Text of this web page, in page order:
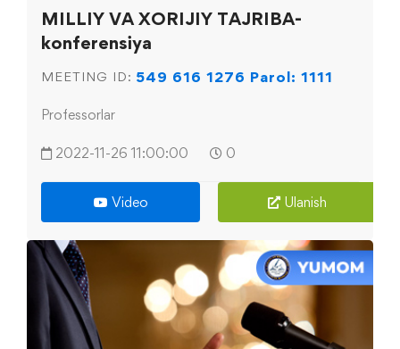
MILLIY VA XORIJIY TAJRIBA-
konferensiya
MEETING ID: 549 616 1276 Parol: 1111
Professorlar
2022-11-26 11:00:00 0
Video Ulanish